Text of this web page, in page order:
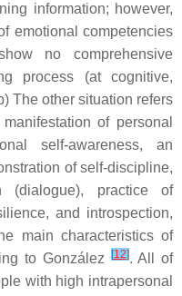
information; however,
emotional competencies
no comprehensive
process (at cognitive,
The other situation refers
of personal
self-awareness, an
of self-discipline,
(dialogue), practice of
and introspection,
main characteristics of
to González
[12]. All of
with high intrapersonal